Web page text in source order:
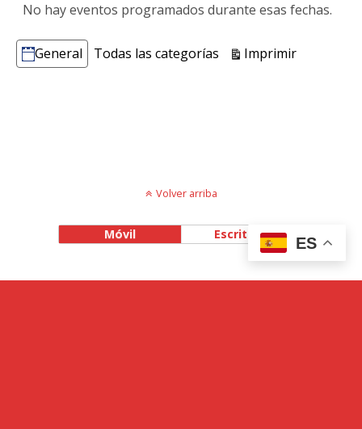
No hay eventos programados durante esas fechas.
Categorías
General Todas las categorías ImprimirVistas
Volver arriba
Móvil Escritorio
ES